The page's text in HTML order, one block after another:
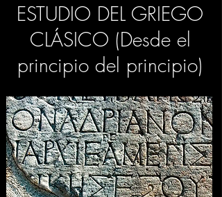
ESTUDIO DEL GRIEGO
CLÁSICO (Desde el
principio del principio)